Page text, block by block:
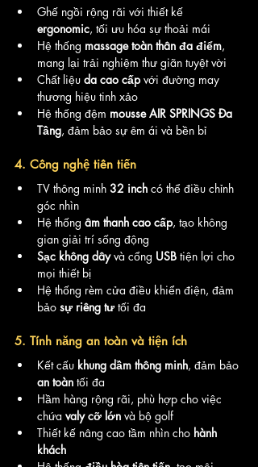
Ghế ngồi rộng rãi với thiết kế
ergonomic, tối ưu hóa sự thoải mái
Hệ thống massage toàn thân đa điểm,
mang lại trải nghiệm thư giãn tuyệt vời
Chất liệu da cao cấp với đường may
thương hiệu tinh xảo
Hệ thống đệm mousse AIR SPRINGS Đa
Tầng, đảm bảo sự êm ái và bền bỉ
4. Công nghệ tiên tiến
TV thông minh 32 inch có thể điều chỉnh
góc nhìn
Hệ thống âm thanh cao cấp, tạo không
gian giải trí sống động
Sạc không dây và cổng USB tiện lợi cho
mọi thiết bị
Hệ thống rèm cửa điều khiển điện, đảm
bảo sự riêng tư tối đa
5. Tính năng an toàn và tiện ích
Kết cấu khung dầm thông minh, đảm bảo
an toàn tối đa
Hầm hàng rộng rãi, phù hợp cho việc
chứa valy cỡ lớn và bộ golf
Thiết kế nâng cao tầm nhìn cho hành
khách